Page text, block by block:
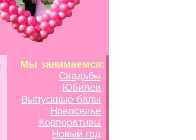
Мы занимаемся:
Свадьбы
Юбилеи
Выпускные балы
Новоселье
Корпоративы
Новый год